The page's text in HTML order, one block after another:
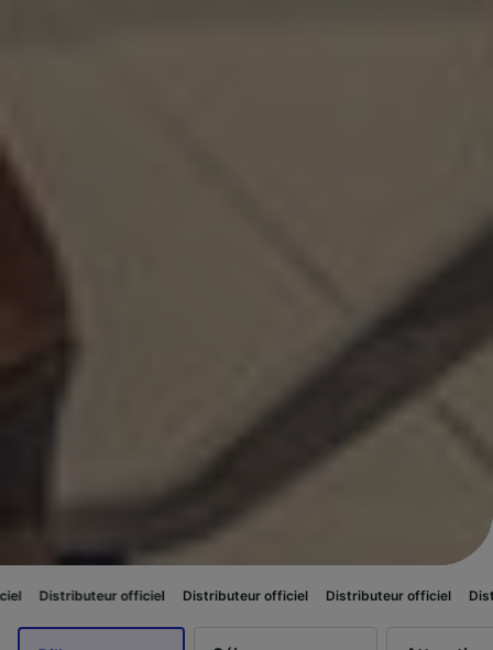
officiel Distributeur officiel Distributeur officiel Distributeur